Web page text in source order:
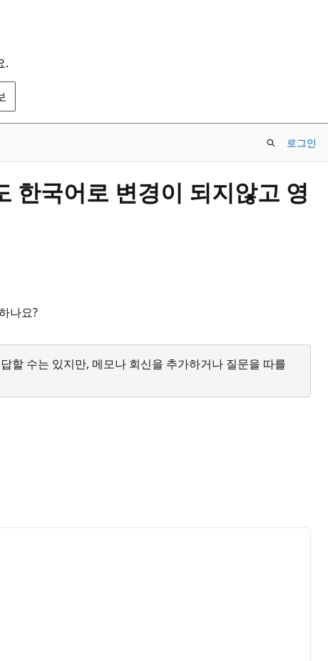
.
로그인
한국어로 변경이 되지않고 영
나요?
수는 있지만, 메모나 회신을 추가하거나 질문을 따를